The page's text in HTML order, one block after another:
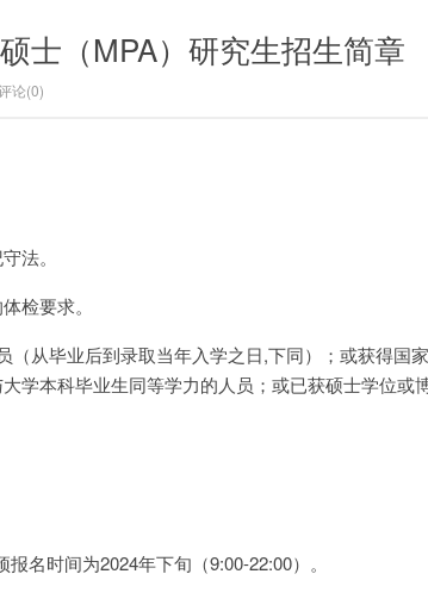
士（MPA）研究生招生简章
论(0)
法。
检要求。
（从毕业后到录取当年入学之日,下同）；或获得国
学本科毕业生同等学力的人员；或已获硕士学位或
报名时间为2024年下旬（9:00-22:00）。